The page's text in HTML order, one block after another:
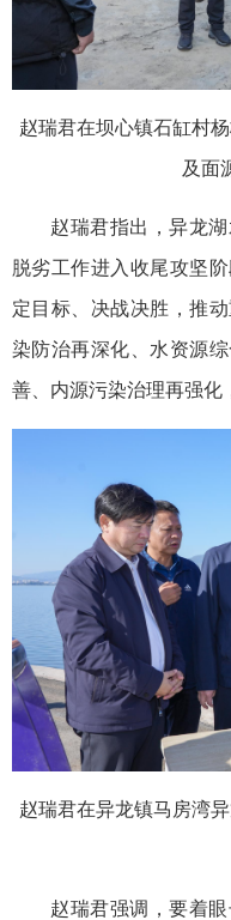
赵瑞君在坝心镇石缸村
及面
赵瑞君指出，异龙
脱劣工作进入收尾攻坚
定目标、决战决胜，推
染防治再深化、水资源
善、内源污染治理再强化
赵瑞君在异龙镇马房湾
赵瑞君强调，要着